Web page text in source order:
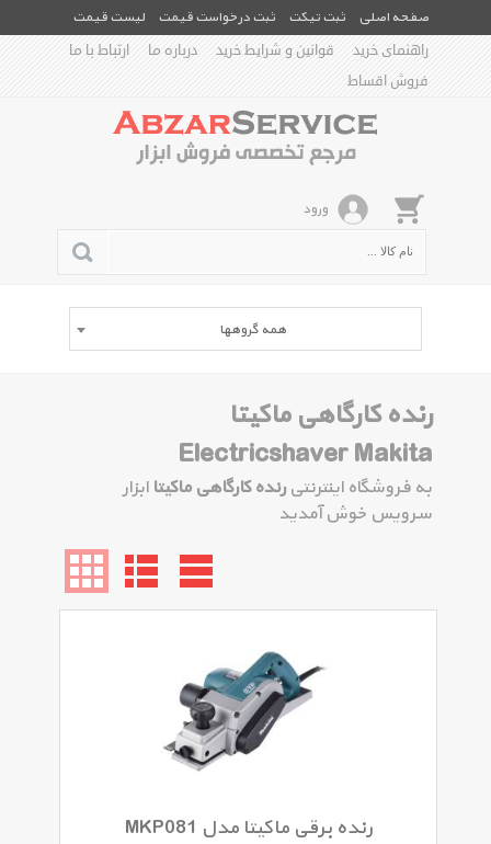
صفحه اصلی ثبت تیکت ثبت درخواست قیمت
لیست قیمت
راهنمای خرید
قوانین و شرایط خرید درباره ما
ارتباط با ما
فروش اقساط
ورود
همه گروهها
رنده کارگاهی ماکیتا
Electricshaver Makita
به فروشگاه اینترنتی رنده کارگاهی ماکیتا ابزار
سرویس خوش آمدید
رنده برقی ماکیتا مدل MKP081